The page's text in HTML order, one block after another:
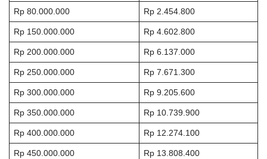
Rp 80.000.000 Rp 2.454.800
Rp 150.000.000 Rp 4.602.800
Rp 200.000.000 Rp 6.137.000
Rp 250.000.000 Rp 7.671.300
Rp 300.000.000 Rp 9.205.600
Rp 350.000.000 Rp 10.739.900
Rp 400.000.000 Rp 12.274.100
Rp 450.000.000 Rp 13.808.400